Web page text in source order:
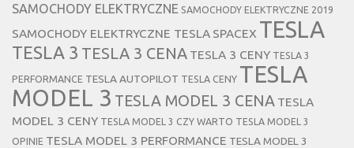
SAMOCHODY ELEKTRYCZNE SAMOCHODY ELEKTRYCZNE 2019
SAMOCHODY ELEKTRYCZNE TESLA SPACEX TESLA
TESLA 3 TESLA 3 CENA TESLA 3 CENY TESLA 3
PERFORMANCE TESLA AUTOPILOT TESLA CENY TESLA
MODEL 3 TESLA MODEL 3 CENA TESLA
MODEL 3 CENY TESLA MODEL 3 CZY WARTO TESLA MODEL 3
OPINIE TESLA MODEL 3 PERFORMANCE TESLA MODEL 3